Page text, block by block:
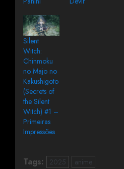
Silent
Witch:
Chinmoku
no Majo no
Kakushigoto
(Secrets of
the Silent
Witch) #1 –
Primeiras
Impressões
Tags: 2025
anime